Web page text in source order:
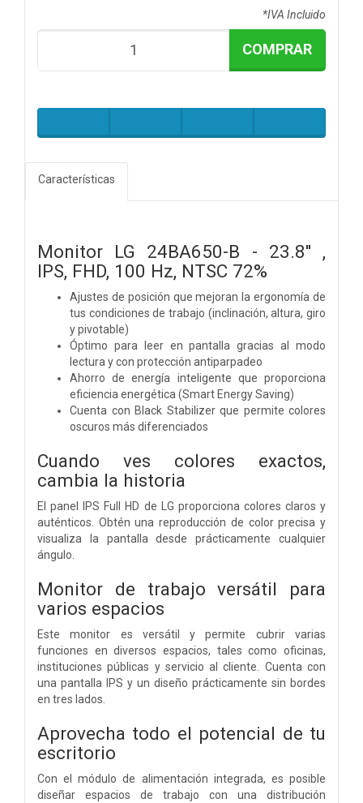
*IVA Incluido
COMPRAR
Características
Monitor LG 24BA650-B - 23.8'' ,
IPS, FHD, 100 Hz, NTSC 72%
Ajustes de posición que mejoran la ergonomía de
tus condiciones de trabajo (inclinación, altura, giro
y pivotable)
Óptimo para leer en pantalla gracias al modo
lectura y con protección antiparpadeo
Ahorro de energía inteligente que proporciona
eficiencia energética (Smart Energy Saving)
Cuenta con Black Stabilizer que permite colores
oscuros más diferenciados
Cuando ves colores exactos,
cambia la historia
El panel IPS Full HD de LG proporciona colores claros y
auténticos. Obtén una reproducción de color precisa y
visualiza la pantalla desde prácticamente cualquier
ángulo.
Monitor de trabajo versátil para
varios espacios
Este monitor es versátil y permite cubrir varias
funciones en diversos espacios, tales como oficinas,
instituciones públicas y servicio al cliente. Cuenta con
una pantalla IPS y un diseño prácticamente sin bordes
en tres lados.
Aprovecha todo el potencial de tu
escritorio
Con el módulo de alimentación integrada, es posible
diseñar espacios de trabajo con una distribución